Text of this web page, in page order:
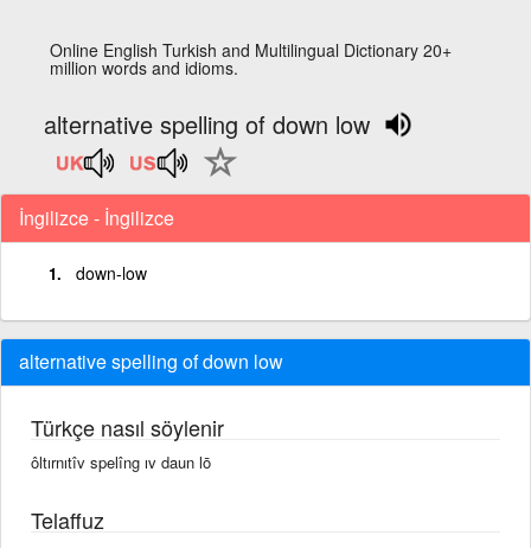
Online English Turkish and Multilingual Dictionary 20+
million words and idioms.
alternative spelling of down low
İngilizce - İngilizce
down-low
alternative spelling of down low
Türkçe nasıl söylenir
ôltırnıtîv spelîng ıv daun lō
Telaffuz